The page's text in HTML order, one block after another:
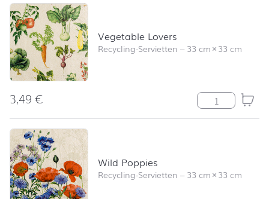
Vegetable Lovers
Recycling-Servietten –33 cm×33 cm
3,49€ Vegetable
Wild Poppies
Recycling-Servietten –33 cm×33 cm